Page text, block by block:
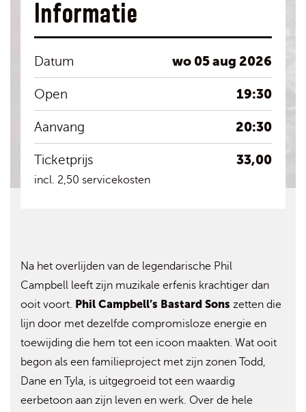
Informatie
Datum wo 05 aug 2026
Open 19:30
Aanvang 20:30
Ticketprijs 33,00
incl. 2,50 servicekosten
Na het overlijden van de legendarische Phil
Campbell leeft zijn muzikale erfenis krachtiger dan
ooit voort. Phil Campbell’s Bastard Sons zetten die
lijn door met dezelfde compromisloze energie en
toewijding die hem tot een icoon maakten. Wat ooit
begon als een familieproject met zijn zonen Todd,
Dane en Tyla, is uitgegroeid tot een waardig
eerbetoon aan zijn leven en werk. Over de hele